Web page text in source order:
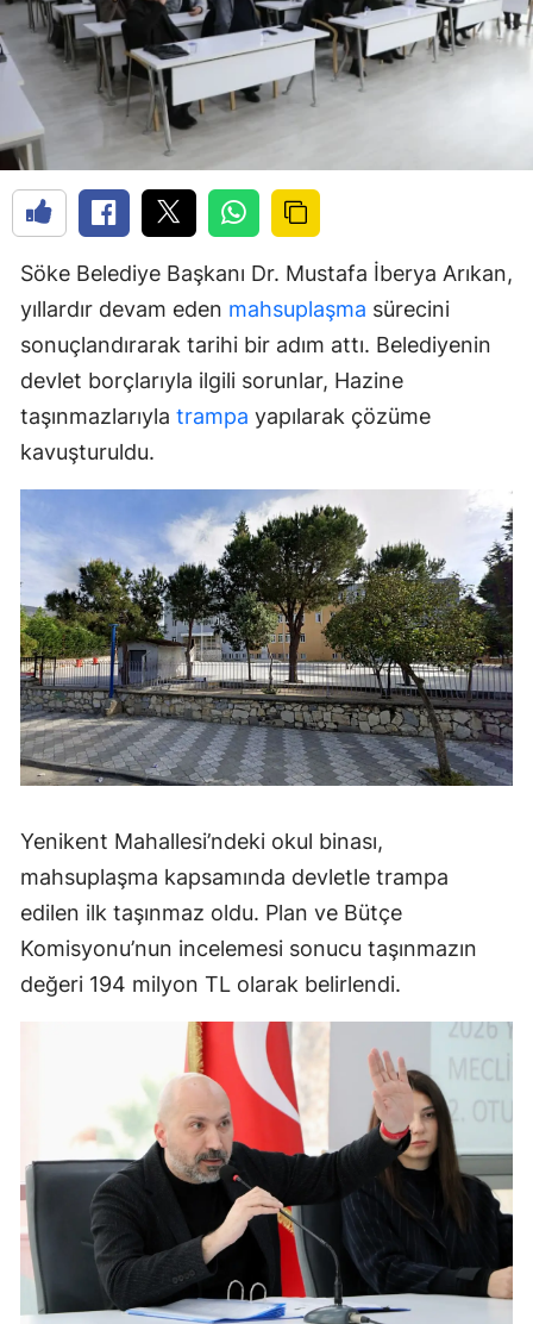
Söke Belediye Başkanı Dr. Mustafa İberya Arıkan,
yıllardır devam eden mahsuplaşma sürecini
sonuçlandırarak tarihi bir adım attı. Belediyenin
devlet borçlarıyla ilgili sorunlar, Hazine
taşınmazlarıyla trampa yapılarak çözüme
kavuşturuldu.
Yenikent Mahallesi’ndeki okul binası,
mahsuplaşma kapsamında devletle trampa
edilen ilk taşınmaz oldu. Plan ve Bütçe
Komisyonu’nun incelemesi sonucu taşınmazın
değeri 194 milyon TL olarak belirlendi.